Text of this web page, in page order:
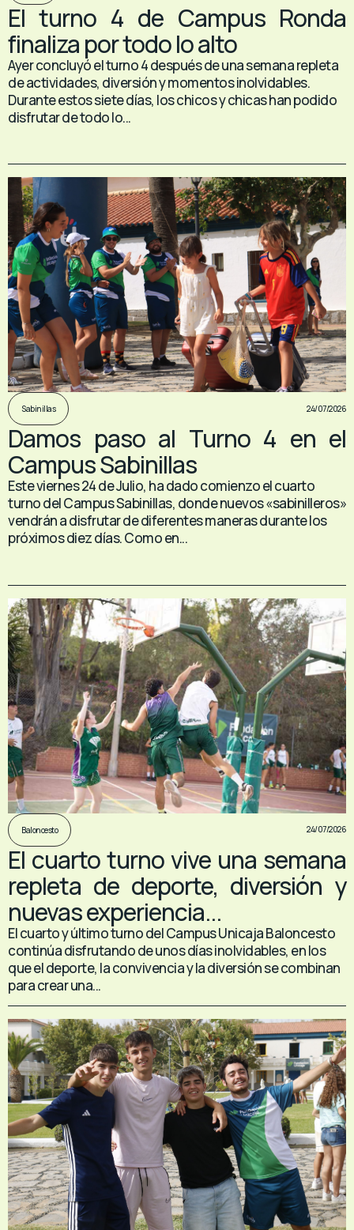
El turno 4 de Campus Ronda
finaliza por todo lo alto
Ayer concluyó el turno 4 después de una semana repleta
de actividades, diversión y momentos inolvidables.
Durante estos siete días, los chicos y chicas han podido
disfrutar de todo lo...
Sabinillas 24/07/2026
Damos paso al Turno 4 en el
Campus Sabinillas
Este viernes 24 de Julio, ha dado comienzo el cuarto
turno del Campus Sabinillas, donde nuevos «sabinilleros»
vendrán a disfrutar de diferentes maneras durante los
próximos diez días. Como en...
Baloncesto 24/07/2026
El cuarto turno vive una semana
repleta de deporte, diversión y
nuevas experiencia...
El cuarto y último turno del Campus Unicaja Baloncesto
continúa disfrutando de unos días inolvidables, en los
que el deporte, la convivencia y la diversión se combinan
para crear una...